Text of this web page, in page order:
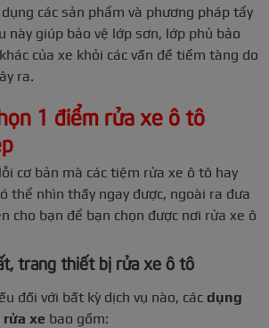
các sản phẩm và phương pháp tẩy
này giúp bảo vệ lớp sơn, lớp phủ bảo
của xe khỏi các vấn đề tiềm tàng do
ra.
1 điểm rửa xe ô tô
cơ bản mà các tiệm rửa xe ô tô hay
thể nhìn thấy ngay được, ngoài ra đưa
cho bạn để bạn chọn được nơi rửa xe ô
trang thiết bị rửa xe ô tô
đối với bất kỳ dịch vụ nào, các dụng
xe bao gồm: